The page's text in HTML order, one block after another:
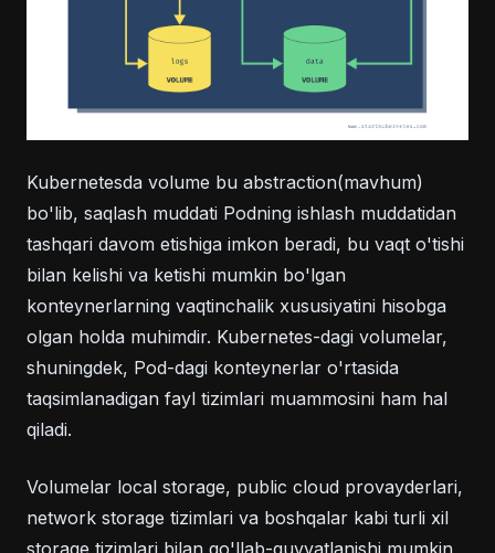
Kubernetesda volume bu abstraction(mavhum)
bo'lib, saqlash muddati Podning ishlash muddatidan
tashqari davom etishiga imkon beradi, bu vaqt o'tishi
bilan kelishi va ketishi mumkin bo'lgan
konteynerlarning vaqtinchalik xususiyatini hisobga
olgan holda muhimdir. Kubernetes-dagi volumelar,
shuningdek, Pod-dagi konteynerlar o'rtasida
taqsimlanadigan fayl tizimlari muammosini ham hal
qiladi.
Volumelar local storage, public cloud provayderlari,
network storage tizimlari va boshqalar kabi turli xil
storage tizimlari bilan qo'llab-quvvatlanishi mumkin,